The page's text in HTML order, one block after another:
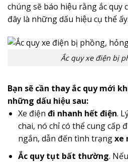
chúng sẽ báo hiệu rằng ắc quy
đây là những dấu hiệu cụ thể ấy.
Ắc quy xe điện bị
Bạn sẽ cần thay ắc quy mới
những dấu hiệu sau:
Xe điện đi nhanh hết điện.
chai, nó chỉ có thể cung cấp
ngắn, dẫn đến tình trạngxe
Ắc quy tụt bất thường.